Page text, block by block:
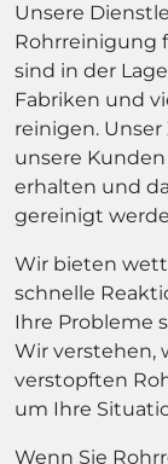
Unsere
Rohrreinigung
sind in der
Fabriken und
reinigen. Unser
unsere
erhalten und
gereinigt
Wir bieten
schnelle
Ihre Probleme
Wir verstehen,
verstopften
um Ihre
Wenn Sie